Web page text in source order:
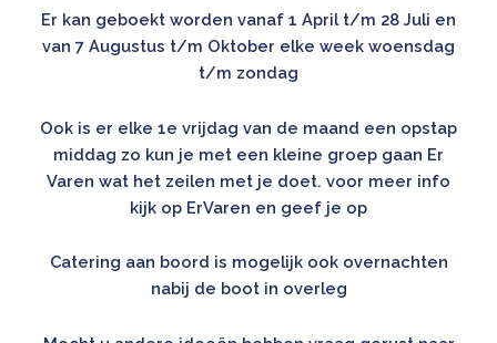
Er kan geboekt worden vanaf 1 April t/m 28 Juli en
van 7 Augustus t/m Oktober elke week woensdag
t/m zondag
Ook is er elke 1e vrijdag van de maand een opstap
middag zo kun je met een kleine groep gaan Er
Varen wat het zeilen met je doet. voor meer info
kijk op ErVaren en geef je op
Catering aan boord is mogelijk ook overnachten
nabij de boot in overleg